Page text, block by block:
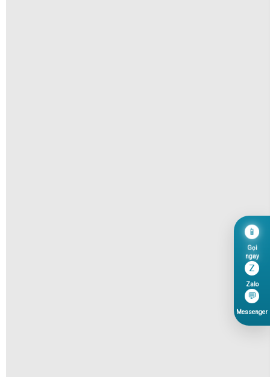
📱
Gọi
ngay
Z
Zalo
💬
Messenger